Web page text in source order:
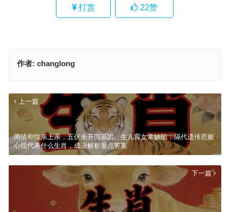
打赏 22赞
作者: changlong
上一篇
两情相悦亲上亲，五伏未开同基因。生儿育女常缺陷，隔代遗传惹烦
心指代表什么生肖，成语解析重点答案
下一篇